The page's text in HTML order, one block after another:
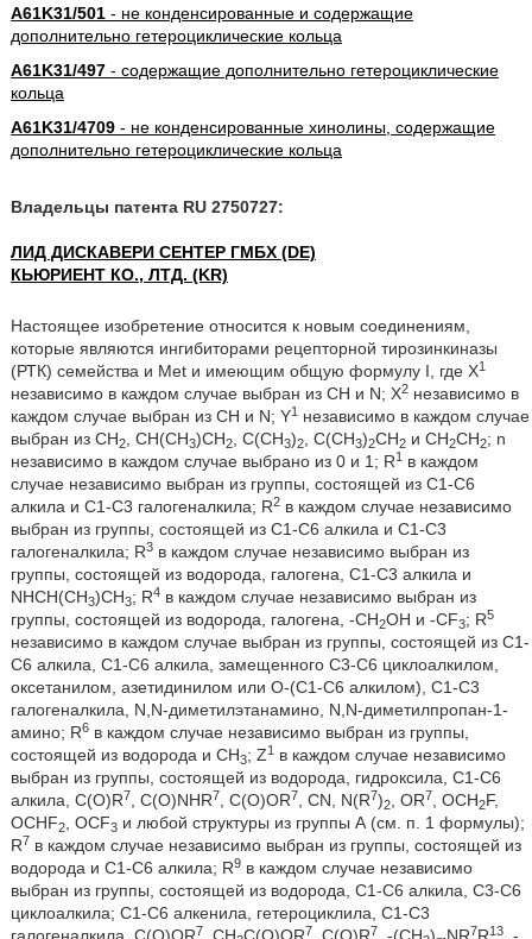
A61K31/501- не конденсированные и содержащие
дополнительно гетероциклические кольца
A61K31/497- содержащие дополнительно гетероциклические
кольца
A61K31/4709- не конденсированные хинолины, содержащие
дополнительно гетероциклические кольца
Владельцы патента RU 2750727:
ЛИД ДИСКАВЕРИ СЕНТЕР ГМБХ (DE)
КЬЮРИЕНТ КО., ЛТД. (KR)
Настоящее изобретение относится к новым соединениям,
которые являются ингибиторами рецепторной тирозинкиназы
(РТК) семейства и Met и имеющим общую формулу I, где X1
независимо в каждом случае выбран из СН и N; X2независимо в
каждом случае выбран из СН и N; Y1независимо в каждом случае
выбран из СН2, СН(СН3)СН2, С(СН3)2, С(СН3)2СН2и СН2СН2; n
независимо в каждом случае выбрано из 0 и 1; R1в каждом
случае независимо выбран из группы, состоящей из С1-С6
алкила и С1-С3 галогеналкила; R2в каждом случае независимо
выбран из группы, состоящей из С1-С6 алкила и С1-С3
галогеналкила; R3в каждом случае независимо выбран из
группы, состоящей из водорода, галогена, С1-С3 алкила и
NHCH(CH3)CH3; R4в каждом случае независимо выбран из
группы, состоящей из водорода, галогена, -СН2ОН и -CF3; R5
независимо в каждом случае выбран из группы, состоящей из С1-
С6 алкила, С1-С6 алкила, замещенного С3-С6 циклоалкилом,
оксетанилом, азетидинилом или O-(С1-С6 алкилом), С1-С3
галогеналкила, N,N-диметилэтанамино, N,N-диметилпропан-1-
амино; R6в каждом случае независимо выбран из группы,
состоящей из водорода и СН3; Z1в каждом случае независимо
выбран из группы, состоящей из водорода, гидроксила, С1-С6
алкила, C(O)R7 , C(O)NHR7 , C(O)OR7 , CN, N(R7)2, OR7 , OCH2F,
OCHF2, OCF3и любой структуры из группы А (см. п. 1 формулы);
R7 в каждом случае независимо выбран из группы, состоящей из
водорода и С1-С6 алкила; R9в каждом случае независимо
выбран из группы, состоящей из водорода, С1-С6 алкила, С3-С6
циклоалкила; С1-С6 алкенила, гетероциклила, С1-С3
7 7 7 7 13